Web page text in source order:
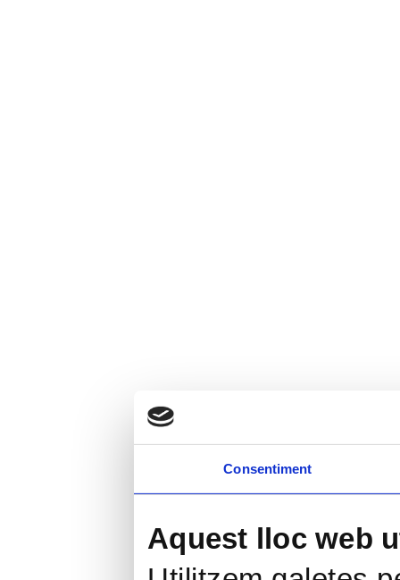
Consentiment
Aquest lloc web